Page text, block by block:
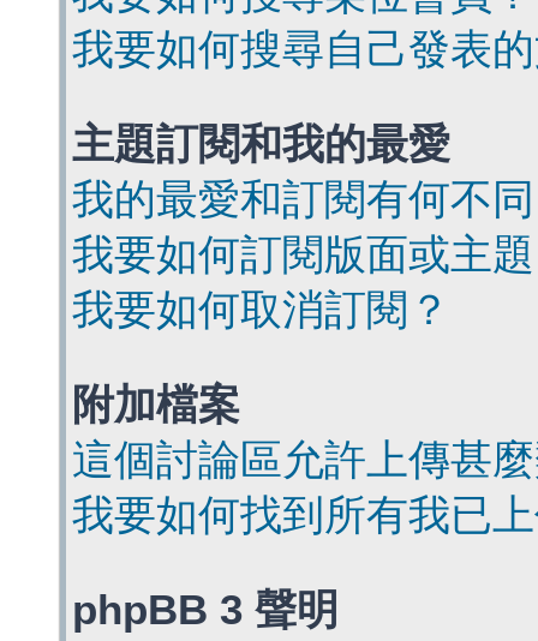
我要如何搜尋自己發表
主題訂閱和我的最愛
我的最愛和訂閱有何不
我要如何訂閱版面或主
我要如何取消訂閱？
附加檔案
這個討論區允許上傳甚
我要如何找到所有我已
phpBB 3 聲明